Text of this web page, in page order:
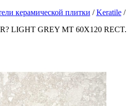
керамической плитки /Keratile/
LIGHT GREY MT 60X120 RECT.